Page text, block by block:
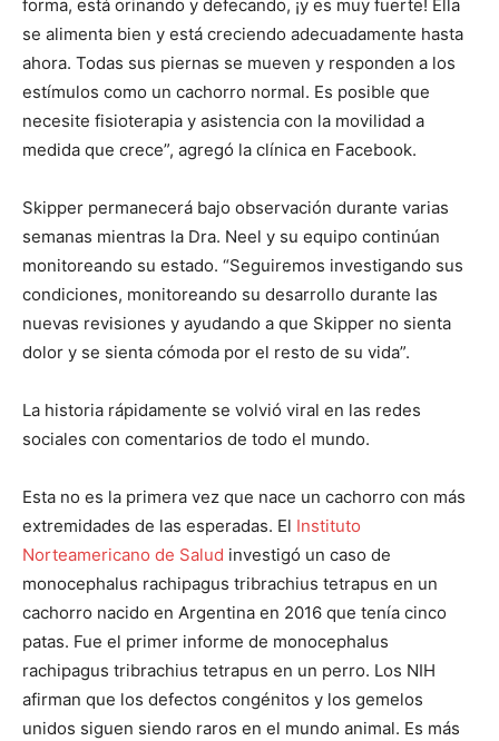
forma, está orinando y defecando, ¡y es muy fuerte! Ella
se alimenta bien y está creciendo adecuadamente hasta
ahora. Todas sus piernas se mueven y responden a los
estímulos como un cachorro normal. Es posible que
necesite fisioterapia y asistencia con la movilidad a
medida que crece”, agregó la clínica en Facebook.
Skipper permanecerá bajo observación durante varias
semanas mientras la Dra. Neel y su equipo continúan
monitoreando su estado. “Seguiremos investigando sus
condiciones, monitoreando su desarrollo durante las
nuevas revisiones y ayudando a que Skipper no sienta
dolor y se sienta cómoda por el resto de su vida”.
La historia rápidamente se volvió viral en las redes
sociales con comentarios de todo el mundo.
Esta no es la primera vez que nace un cachorro con más
extremidades de las esperadas. El Instituto
Norteamericano de Salud investigó un caso de
monocephalus rachipagus tribrachius tetrapus en un
cachorro nacido en Argentina en 2016 que tenía cinco
patas. Fue el primer informe de monocephalus
rachipagus tribrachius tetrapus en un perro. Los NIH
afirman que los defectos congénitos y los gemelos
unidos siguen siendo raros en el mundo animal. Es más